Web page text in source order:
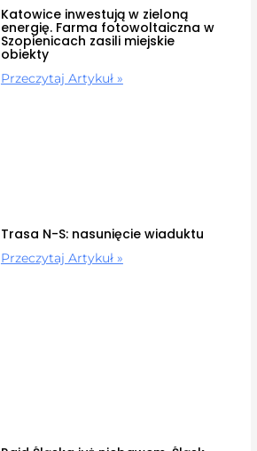
Katowice inwestują w zieloną
energię. Farma fotowoltaiczna w
Szopienicach zasili miejskie
obiekty
Przeczytaj Artykuł »
Trasa N-S: nasunięcie wiaduktu
Przeczytaj Artykuł »